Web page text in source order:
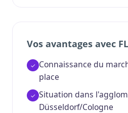
Vos avantages avec
Connaissance du
place
Situation dans
Düsseldorf/Cologne